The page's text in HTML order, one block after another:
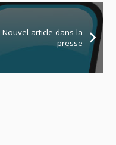
Nouvel article dans la
presse